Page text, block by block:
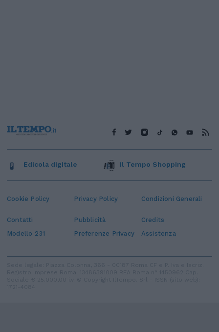
Cookie Policy Privacy Policy Condizioni Generali
Contatti Pubblicità
Credits
Modello 231
Preferenze Privacy Assistenza
Edicola digitale Il Tempo Shopping